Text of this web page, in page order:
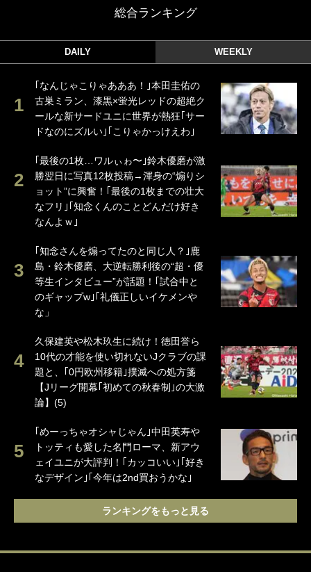
総合ランキング
DAILY WEEKLY
｢なんじゃこりゃあああ！｣本田圭佑の
古巣ミラン、漆黒×蛍光レッドの超絶ク
ールな新サードユニに世界が熱狂｢サー
ドなのにズルい｣｢こりゃかっけえわ｣
｢最後の1枚…ワルぃゎ〜｣鈴木優磨が激
勝翌日に写真12枚投稿→渾身の“煽りシ
ョット”に興奮！｢最後の1枚までの壮大
なフリ｣｢知念くんのことどんだけ好き
なんよｗ｣
｢知念さんを煽ってたのと同じ人？｣鹿
島・鈴木優磨、大逆転勝利後の“超・優
等生インタビュー”が話題！｢試合中と
のギャップw｣｢礼儀正しいイケメンや
な」
久保建英や松木玖生に続け！徳田誉ら
10代の才能を使い切れないJクラブの課
題と、｢0円欧州移籍｣撲滅への処方箋
【Jリーグ開幕｢初めての秋春制｣の大激
論】(5)
｢めーっちゃオシャじゃん｣中田英寿や
トッティも愛した名門ローマ、新アウ
ェイユニが大評判！｢カッコいい｣｢好き
なデザイン｣｢今年は2nd買おうかな｣
ランキングをもっと見る